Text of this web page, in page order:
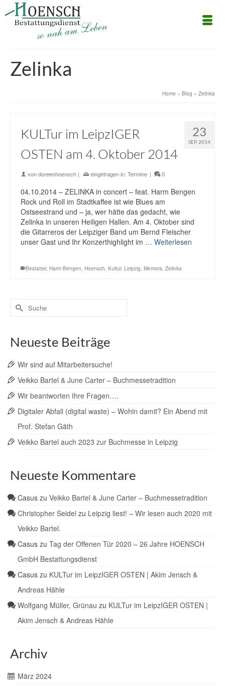
Zelinka
Home » Blog » Zelinka
23
SEP. 2014
KULTur im LeipzIGER
OSTEN am 4. Oktober 2014
vondoreenhoensch | eingetragen in: Termine | 0
04.10.2014 – ZELINKA in concert – feat. Harm Bengen
Rock und Roll im Stadtkaffee ist wie Blues am
Ostseestrand und – ja, wer hätte das gedacht, wie
Zelinka in unseren Heiligen Hallen. Am 4. Oktober sind
die Gitarreros der Leipziger Band um Bernd Fleischer
unser Gast und Ihr Konzerthighlight im … Weiterlesen
Bestatter, Harm Bengen, Hoensch, Kultur, Leipzig, Memora, Zelinka
Suche
nach:
Neueste Beiträge
Wir sind auf Mitarbeitersuche!
Veikko Bartel & June Carter – Buchmessetradition
Wir beantworten Ihre Fragen….
Digitaler Abfall (digital waste) – Wohin damit? Ein Abend mit
Prof. Stefan Gäth
Veikko Bartel auch 2023 zur Buchmesse in Leipzig
Neueste Kommentare
Casus zu Veikko Bartel & June Carter – Buchmessetradition
Christopher Seidel zu Leipzig liest! – Wir lesen auch 2020 mit
Veikko Bartel.
Casus zu Tag der Offenen Tür 2020 – 26 Jahre HOENSCH
GmbH Bestattungsdienst
Casus zu KULTur im LeipzIGER OSTEN | Akim Jensch &
Andreas Hähle
Wolfgang Müller, Grünau zu KULTur im LeipzIGER OSTEN |
Akim Jensch & Andreas Hähle
Archiv
März 2024